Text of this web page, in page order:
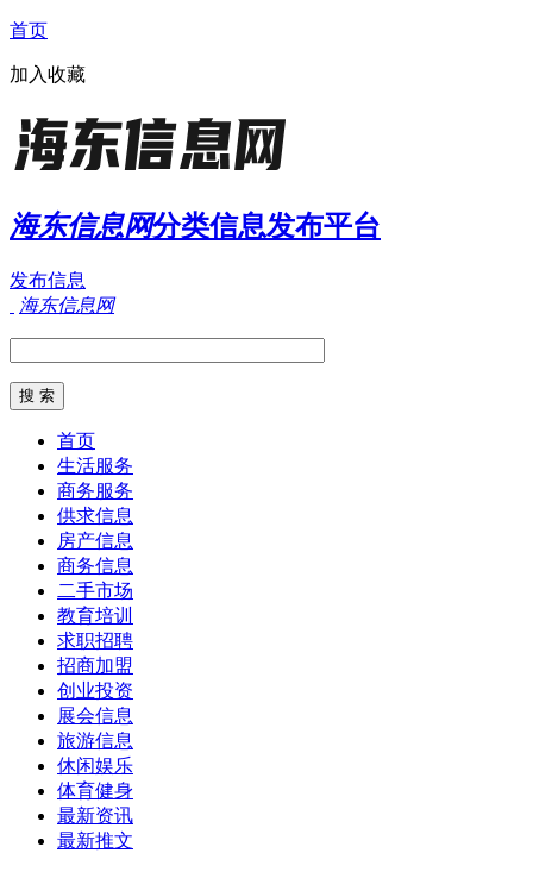
首页
加入收藏
海东信息网分类信息发布平台
发布信息
海东信息网
首页
生活服务
商务服务
供求信息
房产信息
商务信息
二手市场
教育培训
求职招聘
招商加盟
创业投资
展会信息
旅游信息
休闲娱乐
体育健身
最新资讯
最新推文